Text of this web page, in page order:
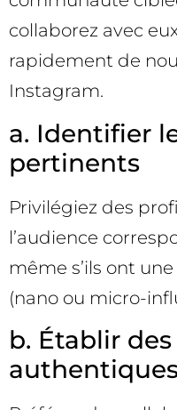
collaborez avec
rapidement de
Instagram.
a. Identifier
pertinents
Privilégiez des
l’audience
même s’ils ont
(nano ou micro-
b. Établir